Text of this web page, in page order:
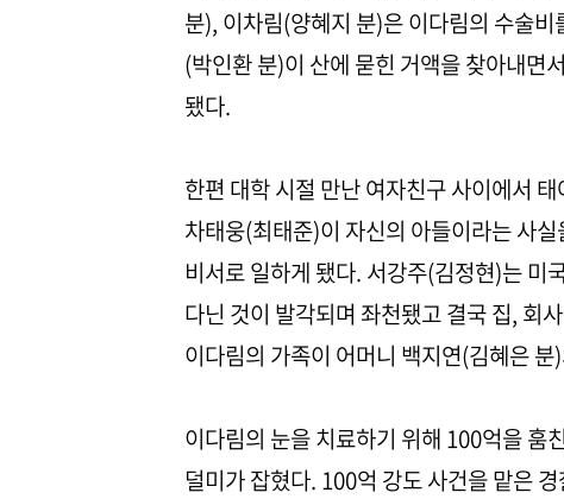
분), 이차림(양혜지 분)은 이다림의 수술
(박인환 분)이 산에 묻힌 거액을 찾아내면
됐다.
한편 대학 시절 만난 여자친구 사이에서
차태웅(최태준)이 자신의 아들이라는 사
비서로 일하게 됐다. 서강주(김정현)는 미
다닌 것이 발각되며 좌천됐고 결국 집, 회
이다림의 가족이 어머니 백지연(김혜은
이다림의 눈을 치료하기 위해 100억을 훔
덜미가 잡혔다. 100억 강도 사건을 맡은